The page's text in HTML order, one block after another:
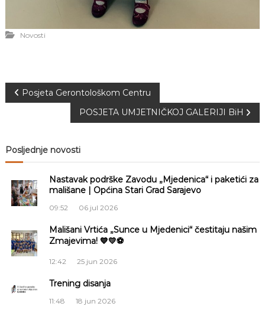
Novosti
N
v
g
a
c
Posjeta Gerontološkom Centru
POSJETA UMJETNIČKOJ GALERIJI BiH
Posljednje novosti
Nastavak podrške Zavodu „Mjedenica“ i paketići za
mališane | Općina Stari Grad Sarajevo
09:52 06 jul 2026
Mališani Vrtića „Sunce u Mjedenici“ čestitaju našim
Zmajevima! 💙💛⚽
12:42 25 jun 2026
Trening disanja
11:48 18 jun 2026